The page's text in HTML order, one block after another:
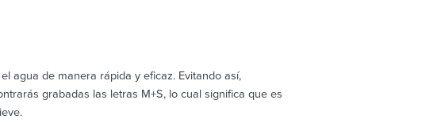
agua de manera rápida y eficaz. Evitando así,
grabadas las letras M+S, lo cual significa que es